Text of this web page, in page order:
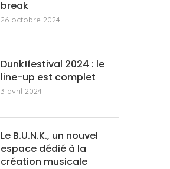
break
26 octobre 2024
Dunk!festival 2024 : le
line-up est complet
3 avril 2024
Le B.U.N.K., un nouvel
espace dédié à la
création musicale